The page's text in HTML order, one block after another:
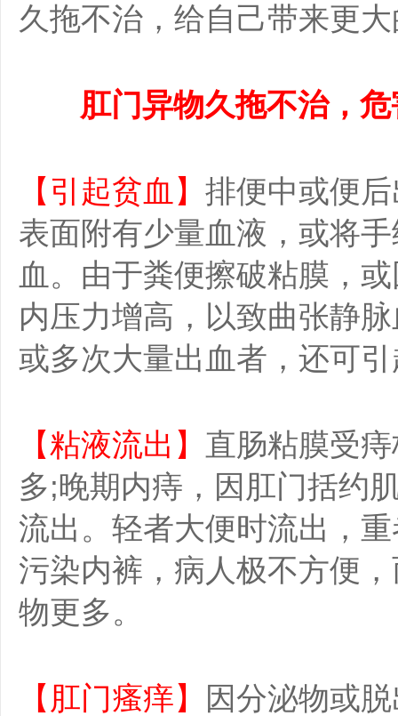
久拖不治，给自己带来更
肛门异物久拖不治，
【引起贫血】 排便中或便
表面附有少量血液，或将
血。由于粪便擦破粘膜，
内压力增高，以致曲张静
或多次大量出血者，还可
【粘液流出】 直肠粘膜受
多;晚期内痔，因肛门括约
流出。轻者大便时流出，
污染内裤，病人极不方便
物更多。
【肛门瘙痒】
因分泌物或